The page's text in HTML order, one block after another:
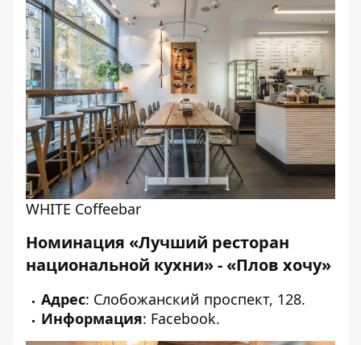
WHITE Coffeebar
Номинация «Лучший ресторан
национальной кухни» - «Плов хочу»
Адрес: Слобожанский проспект, 128.
Информация: Facebook.